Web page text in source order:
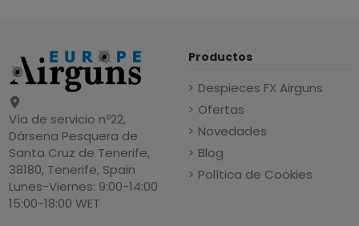
Vía de servicio nº22,
Dársena Pesquera de
Santa Cruz de Tenerife,
38180, Tenerife, Spain
Lunes-Viernes: 9:00-14:00
15:00-18:00 WET
Productos
Despieces FX Airguns
Ofertas
Novedades
Blog
Política de Cookies